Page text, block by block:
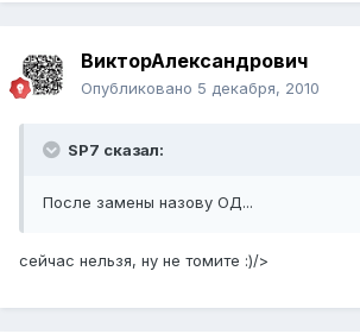
ВикторАлександрович
Опубликовано 5 декабря, 2010
SP7 сказал:
После замены назову ОД...
сейчас нельзя, ну не томите :)/>